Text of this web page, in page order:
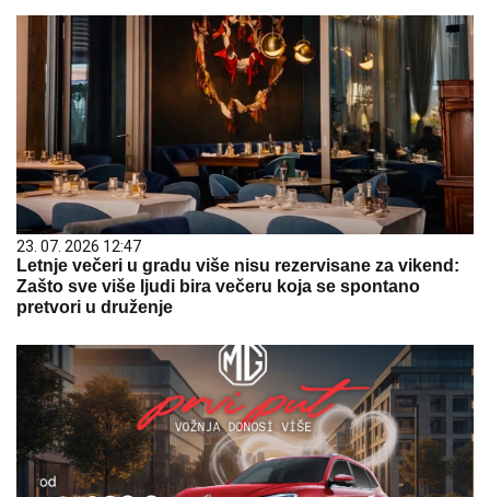
23. 07. 2026 12:47
Letnje večeri u gradu više nisu rezervisane za vikend:
Zašto sve više ljudi bira večeru koja se spontano
pretvori u druženje